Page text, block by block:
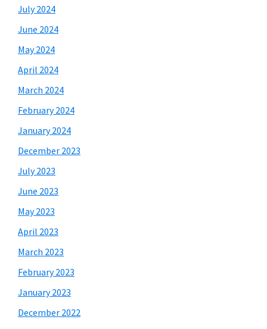
July 2024
June 2024
May 2024
April 2024
March 2024
February 2024
January 2024
December 2023
July 2023
June 2023
May 2023
April 2023
March 2023
February 2023
January 2023
December 2022